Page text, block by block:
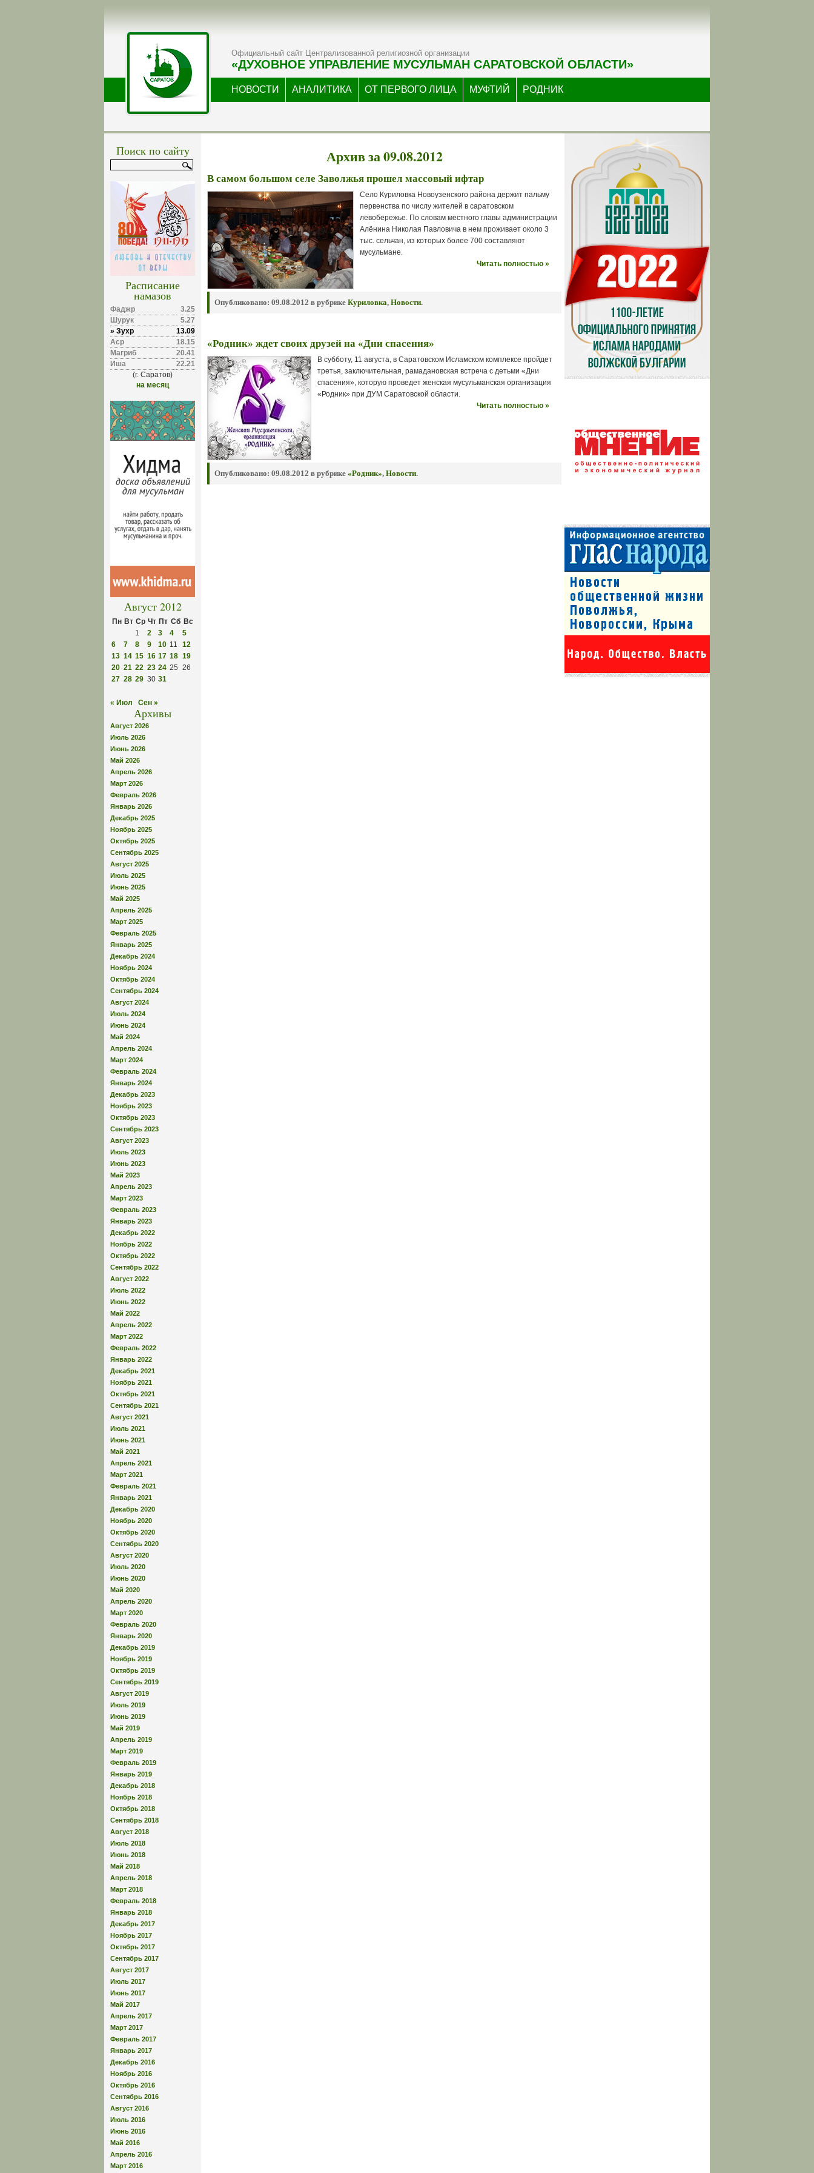
Официальный сайт Централизованной религиозной организации
«ДУХОВНОЕ УПРАВЛЕНИЕ МУСУЛЬМАН САРАТОВСКОЙ ОБЛАСТИ»
НОВОСТИ АНАЛИТИКА ОТ ПЕРВОГО ЛИЦА МУФТИЙ РОДНИК
Поиск по сайту
Расписание
намазов
Фаджр
3.25
Шурук
5.27
» Зухр
13.09
Аср
18.15
Магриб
20.41
Иша
22.21
(г. Саратов)
на месяц
Август 2012
Пн Вт Ср Чт Пт Сб Вс
1
2 3 4
5
6
7 8 9 10 11
12
13 14 15 16 17 18 19
20 21 22 23 24 25 26
27 28 29 30 31
« Июл Сен »
Архивы
Август 2026
Июль 2026
Июнь 2026
Май 2026
Апрель 2026
Март 2026
Февраль 2026
Январь 2026
Декабрь 2025
Ноябрь 2025
Октябрь 2025
Сентябрь 2025
Август 2025
Июль 2025
Июнь 2025
Май 2025
Апрель 2025
Март 2025
Февраль 2025
Январь 2025
Декабрь 2024
Ноябрь 2024
Октябрь 2024
Сентябрь 2024
Август 2024
Июль 2024
Июнь 2024
Май 2024
Апрель 2024
Март 2024
Февраль 2024
Январь 2024
Декабрь 2023
Ноябрь 2023
Октябрь 2023
Сентябрь 2023
Август 2023
Июль 2023
Июнь 2023
Май 2023
Апрель 2023
Март 2023
Февраль 2023
Январь 2023
Декабрь 2022
Ноябрь 2022
Октябрь 2022
Сентябрь 2022
Август 2022
Июль 2022
Июнь 2022
Май 2022
Апрель 2022
Март 2022
Февраль 2022
Январь 2022
Декабрь 2021
Ноябрь 2021
Октябрь 2021
Сентябрь 2021
Август 2021
Июль 2021
Июнь 2021
Май 2021
Апрель 2021
Март 2021
Февраль 2021
Январь 2021
Декабрь 2020
Ноябрь 2020
Октябрь 2020
Сентябрь 2020
Август 2020
Июль 2020
Июнь 2020
Май 2020
Апрель 2020
Март 2020
Февраль 2020
Январь 2020
Декабрь 2019
Ноябрь 2019
Октябрь 2019
Сентябрь 2019
Август 2019
Июль 2019
Июнь 2019
Май 2019
Апрель 2019
Март 2019
Февраль 2019
Январь 2019
Декабрь 2018
Ноябрь 2018
Октябрь 2018
Сентябрь 2018
Август 2018
Июль 2018
Июнь 2018
Май 2018
Апрель 2018
Март 2018
Февраль 2018
Январь 2018
Декабрь 2017
Ноябрь 2017
Октябрь 2017
Сентябрь 2017
Август 2017
Июль 2017
Июнь 2017
Май 2017
Апрель 2017
Март 2017
Февраль 2017
Январь 2017
Декабрь 2016
Ноябрь 2016
Октябрь 2016
Сентябрь 2016
Август 2016
Июль 2016
Июнь 2016
Май 2016
Апрель 2016
Март 2016
Архив за 09.08.2012
В самом большом селе Заволжья прошел массовый ифтар
Село Куриловка Новоузенского района держит пальму
первенства по числу жителей в саратовском
левобережье. По словам местного главы администрации
Алёнина Николая Павловича в нем проживает около 3
тыс. сельчан, из которых более 700 составляют
мусульмане.
Читать полностью »
Опубликовано: 09.08.2012 в рубрике Куриловка, Новости.
«Родник» ждет своих друзей на «Дни спасения»
В субботу, 11 августа, в Саратовском Исламском комплексе пройдет
третья, заключительная, рамадановская встреча с детьми «Дни
спасения», которую проведет женская мусульманская организация
«Родник» при ДУМ Саратовской области.
Читать полностью »
Опубликовано: 09.08.2012 в рубрике «Родник», Новости.